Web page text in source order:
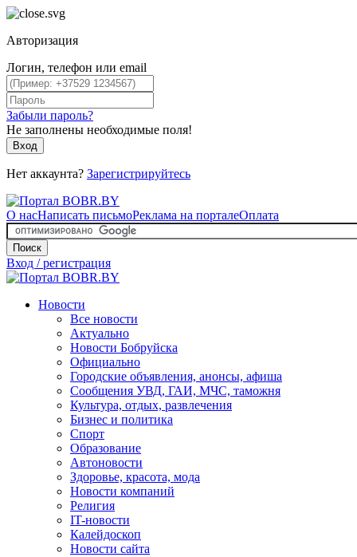
Авторизация
Логин, телефон или email
Забыли пароль?
Не заполнены необходимые поля!
Вход
Нет аккаунта? Зарегистрируйтесь
О насНаписать письмоРеклама на порталеОплата
Поиск
Вход / регистрация
Новости
Все новости
Актуально
Новости Бобруйска
Официально
Городские объявления, анонсы, афиша
Сообщения УВД, ГАИ, МЧС, таможня
Культура, отдых, развлечения
Бизнес и политика
Спорт
Образование
Автоновости
Здоровье, красота, мода
Новости компаний
Религия
IT-новости
Калейдоскоп
Новости сайта